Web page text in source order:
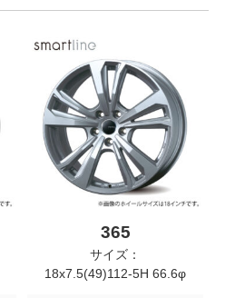
365
サイズ：
18x7.5(49)112-5H 66.6φ